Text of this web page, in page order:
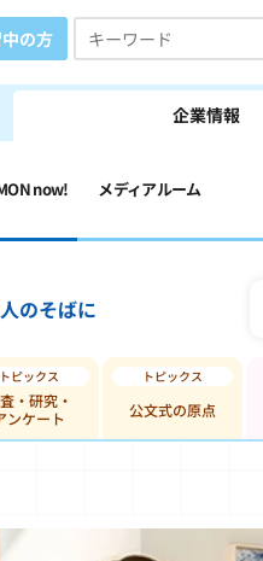
の方
企業情報
now! メディアルーム
のそばに
・研究・
ンケート
公文式の原点